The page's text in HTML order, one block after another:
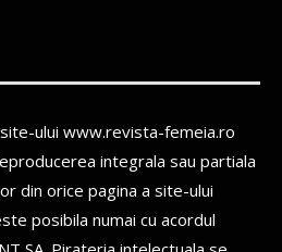
ului www.revista-femeia.ro
integrala sau partiala
din orice pagina a site-ului
posibila numai cu acordul